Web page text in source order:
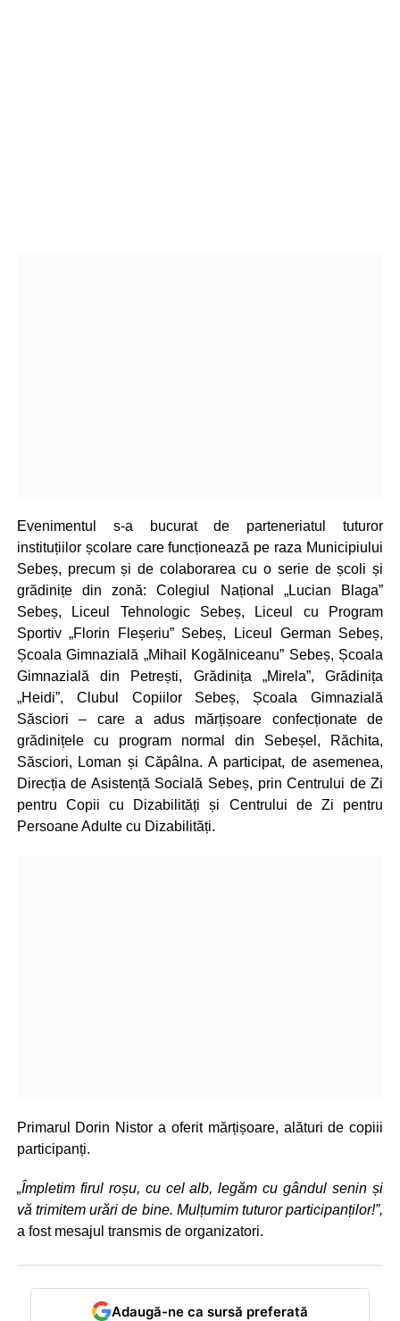
Evenimentul s-a bucurat de parteneriatul tuturor
instituțiilor școlare care funcționează pe raza Municipiului
Sebeș, precum și de colaborarea cu o serie de școli și
grădinițe din zonă: Colegiul Național „Lucian Blaga”
Sebeș, Liceul Tehnologic Sebeș, Liceul cu Program
Sportiv „Florin Fleșeriu” Sebeș, Liceul German Sebeș,
Școala Gimnazială „Mihail Kogălniceanu” Sebeș, Școala
Gimnazială din Petrești, Grădinița „Mirela”, Grădinița
„Heidi”, Clubul Copiilor Sebeș, Școala Gimnazială
Săsciori – care a adus mărțișoare confecționate de
grădinițele cu program normal din Sebeșel, Răchita,
Săsciori, Loman și Căpâlna. A participat, de asemenea,
Direcția de Asistență Socială Sebeș, prin Centrului de Zi
pentru Copii cu Dizabilități și Centrului de Zi pentru
Persoane Adulte cu Dizabilități.
Primarul Dorin Nistor a oferit mărțișoare, alături de copiii
participanți.
„Împletim firul roșu, cu cel alb, legăm cu gândul senin și
vă trimitem urări de bine. Mulțumim tuturor participanților!”,
a fost mesajul transmis de organizatori.
Adaugă-ne ca sursă preferată